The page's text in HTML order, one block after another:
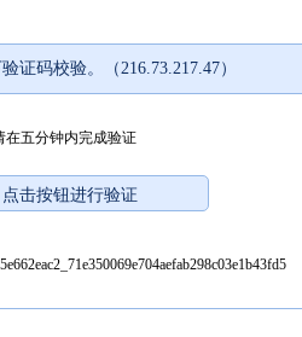
证码校验。（216.73.217.47）
在五分钟内完成验证